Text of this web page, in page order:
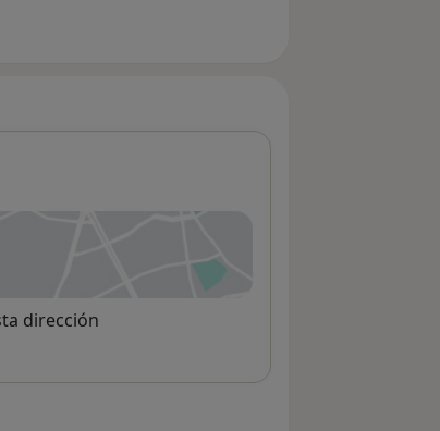
una nueva pestaña
dirección